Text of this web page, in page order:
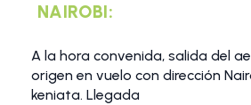
NAIROBI:
A la hora convenida, salida del
origen en vuelo con dirección
keniata. Llegada